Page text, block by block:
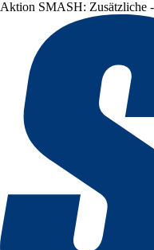
Aktion SMASH: Zusätzliche -